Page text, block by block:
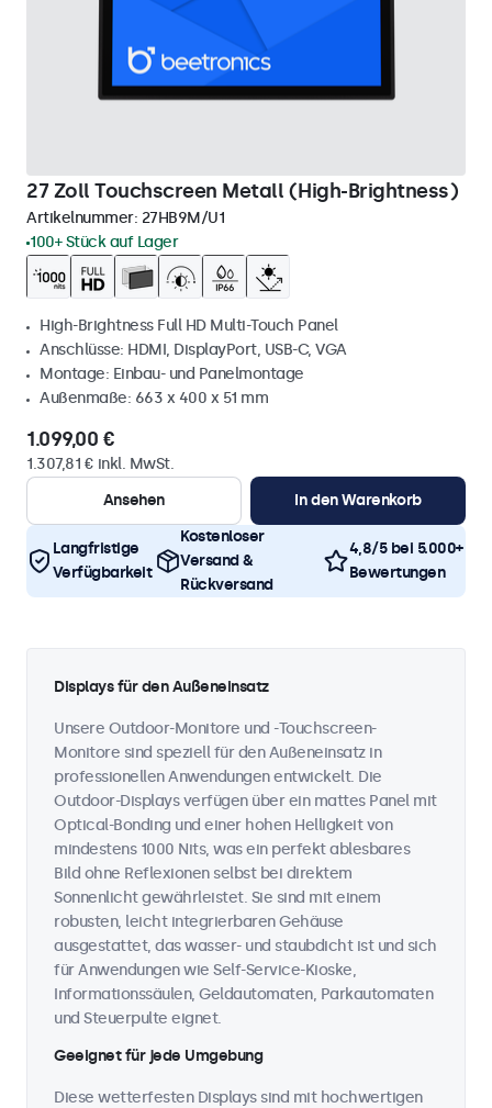
27 Zoll Touchscreen Metall (High-Brightness)
Artikelnummer: 27HB9M/U1
100+ Stück auf Lager
High-Brightness Full HD Multi-Touch Panel
Anschlüsse: HDMI, DisplayPort, USB-C, VGA
Montage: Einbau- und Panelmontage
Außenmaße: 663 x 400 x 51 mm
1.099,00 €
1.307,81 € inkl. MwSt.
Ansehen
In den Warenkorb
Langfristige
Verfügbarkeit
Kostenloser
Versand &
Rückversand
4,8/5 bei 5.000+
Bewertungen
Displays für den Außeneinsatz
Unsere Outdoor-Monitore und -Touchscreen-
Monitore sind speziell für den Außeneinsatz in
professionellen Anwendungen entwickelt. Die
Outdoor-Displays verfügen über ein mattes Panel mit
Optical-Bonding und einer hohen Helligkeit von
mindestens 1000 Nits, was ein perfekt ablesbares
Bild ohne Reflexionen selbst bei direktem
Sonnenlicht gewährleistet. Sie sind mit einem
robusten, leicht integrierbaren Gehäuse
ausgestattet, das wasser- und staubdicht ist und sich
für Anwendungen wie Self-Service-Kioske,
Informationssäulen, Geldautomaten, Parkautomaten
und Steuerpulte eignet.
Geeignet für jede Umgebung
Diese wetterfesten Displays sind mit hochwertigen